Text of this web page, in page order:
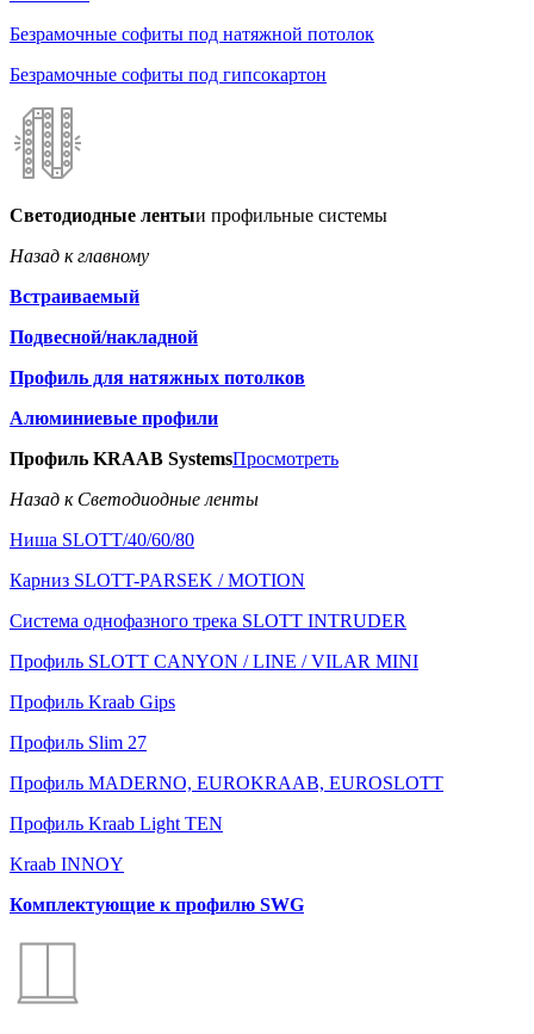
Безрамочные софиты под натяжной потолок
Безрамочные софиты под гипсокартон
Светодиодные лентыи профильные системы
Назад к главному
Встраиваемый
Подвесной/накладной
Профиль для натяжных потолков
Алюминиевые профили
Профиль KRAAB SystemsПросмотреть
Назад к Светодиодные ленты
Ниша SLOTT/40/60/80
Карниз SLOTT-PARSEK / MOTION
Система однофазного трека SLOTT INTRUDER
Профиль SLOTT CANYON / LINE / VILAR MINI
Профиль Kraab Gips
Профиль Slim 27
Профиль MADERNO, EUROKRAAB, EUROSLOTT
Профиль Kraab Light TEN
Kraab INNOY
Комплектующие к профилю SWG